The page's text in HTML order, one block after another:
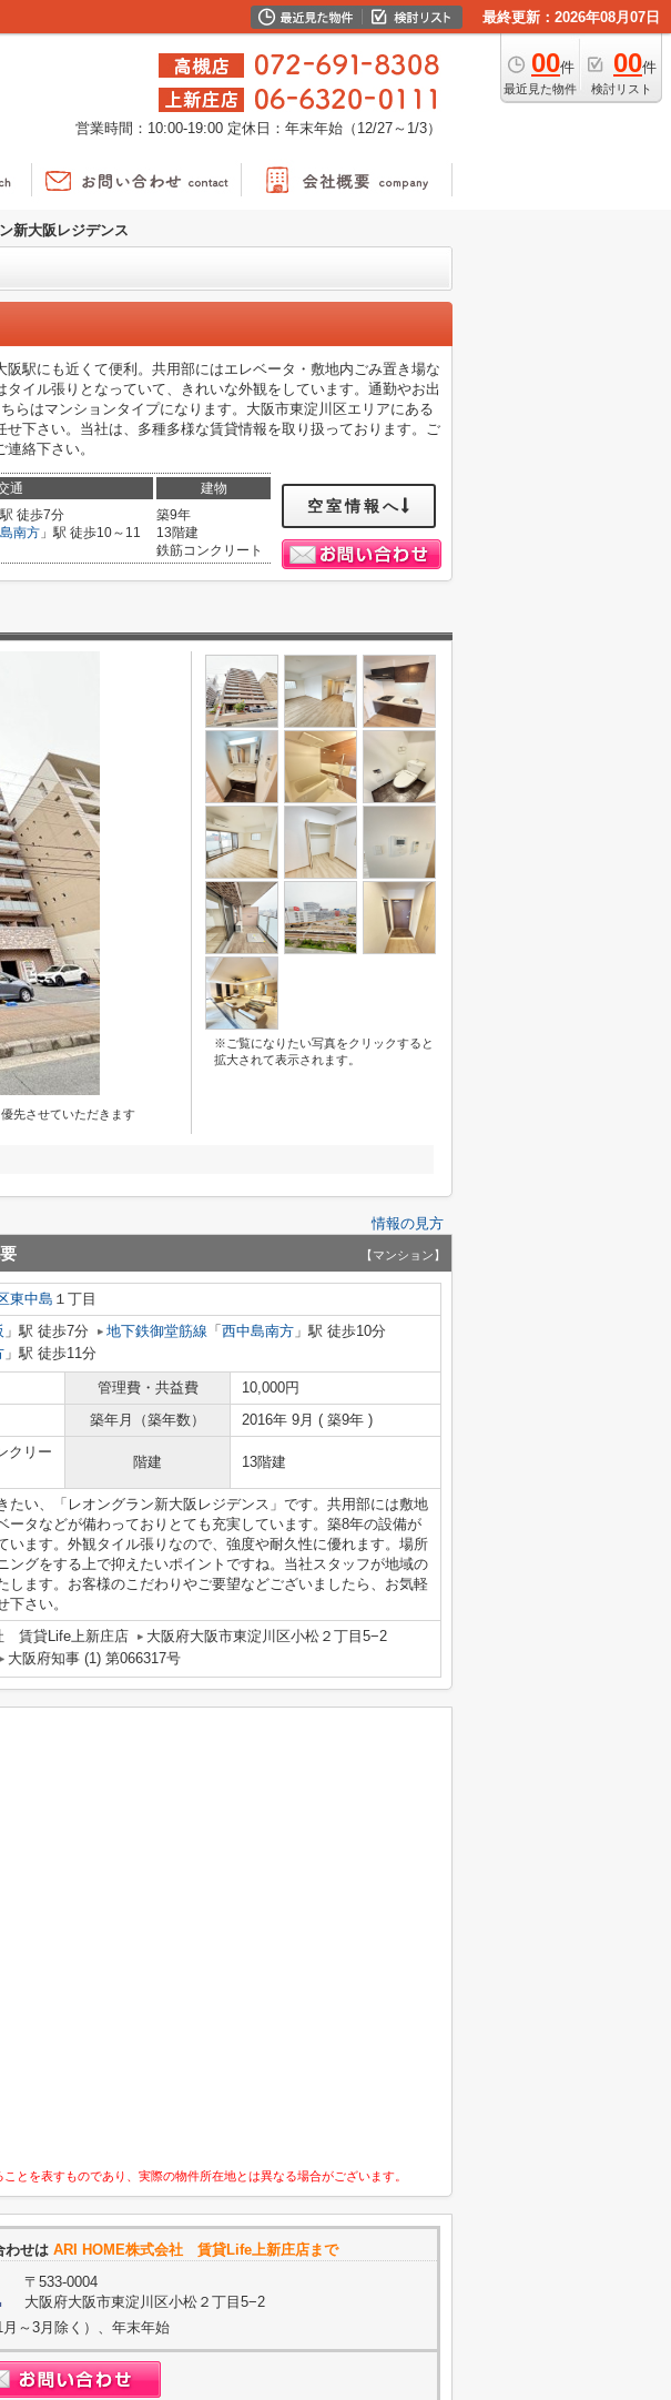
最終更新：2026年08月07日
00件
最近見た物件
00件
検討リスト
営業時間：10:00-19:00 定休日：年末年始（12/27～1/3）
新大阪レジデンス
駅にも近くて便利。共用部にはエレベータ・敷地内ごみ置き場な
イル張りとなっていて、きれいな外観をしています。通勤やお出
らはマンションタイプになります。大阪市東淀川区エリアにある
下さい。当社は、多種多様な賃貸情報を取り扱っております。ご
絡下さい。
通 建物
駅 徒歩7分
南方 」駅 徒歩10～11
築9年
13階建
鉄筋コンクリート
空室情報へ
先させていただきます
※ご覧になりたい写真をクリックすると
拡大されて表示されます。
情報の見方
【マンション】
東中島 １丁目
」駅 徒歩7分 地下鉄御堂筋線 「 西中島南方 」駅 徒歩10分
」駅 徒歩11分
管理費・共益費
10,000円
築年月（築年数） 2016年 9月 ( 築9年 )
クリー
階建 13階建
たい、「レオングラン新大阪レジデンス」です。共用部には敷地
ータなどが備わっておりとても充実しています。築8年の設備が
います。外観タイル張りなので、強度や耐久性に優れます。場所
ングをする上で抑えたいポイントですね。当社スタッフが地域の
します。お客様のこだわりやご要望などございましたら、お気軽
下さい。
賃貸Life上新庄店
大阪府大阪市東淀川区小松２丁目5−2
大阪府知事 (1) 第066317号
とを表すものであり、実際の物件所在地とは異なる場合がございます。
わせは ARI HOME株式会社 賃貸Life上新庄店まで
〒533-0004
大阪府大阪市東淀川区小松２丁目5−2
～3月除く）、年末年始